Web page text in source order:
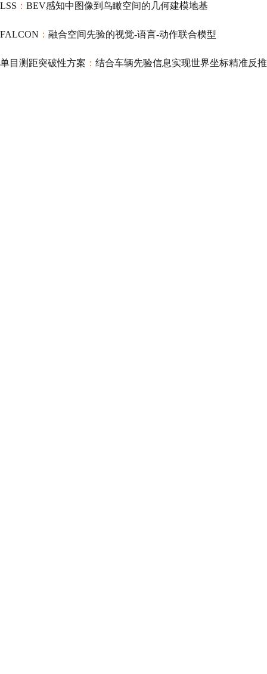
LSS ： BEV感知中图像到鸟瞰空间的几何建模地基
FALCON ： 融合空间先验的视觉-语言-动作联合模型
单目测距突破性方案 ： 结合车辆先验信息实现世界坐标精准反推